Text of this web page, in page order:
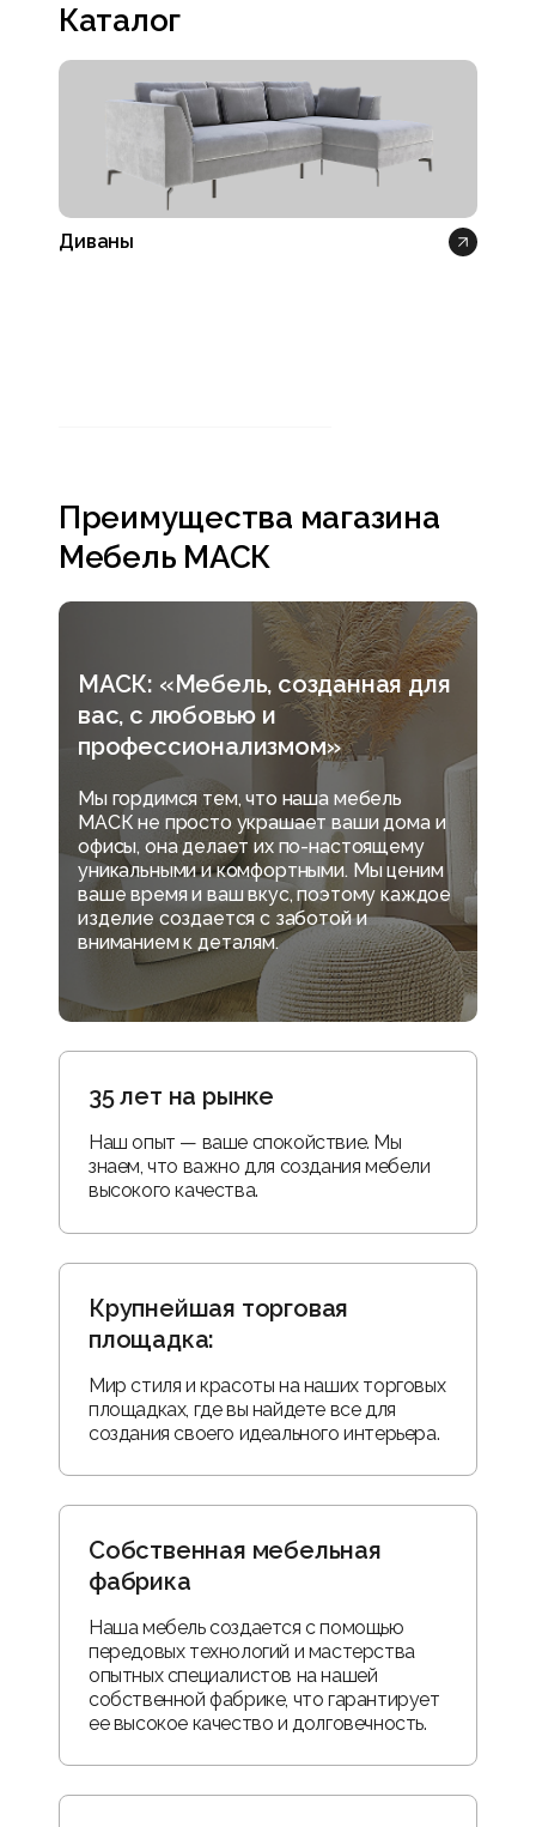
Каталог
Диваны
Преимущества магазина
Мебель МАСК
МАСК: «Мебель, созданная для
вас, с любовью и
профессионализмом»
Мы гордимся тем, что наша мебель
МАСК не просто украшает ваши дома и
офисы, она делает их по-настоящему
уникальными и комфортными. Мы ценим
ваше время и ваш вкус, поэтому каждое
изделие создается с заботой и
вниманием к деталям.
35 лет на рынке
Наш опыт — ваше спокойствие. Мы
знаем, что важно для создания мебели
высокого качества.
Крупнейшая торговая
площадка:
Мир стиля и красоты на наших торговых
площадках, где вы найдете все для
создания своего идеального интерьера.
Собственная мебельная
фабрика
Наша мебель создается с помощью
передовых технологий и мастерства
опытных специалистов на нашей
собственной фабрике, что гарантирует
ее высокое качество и долговечность.